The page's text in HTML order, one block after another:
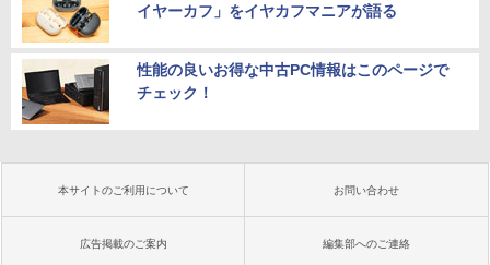
イヤーカフ」をイヤカフマニアが語る
性能の良いお得な中古PC情報はこのページで
チェック！
本サイトのご利用について お問い合わせ
広告掲載のご案内 編集部へのご連絡